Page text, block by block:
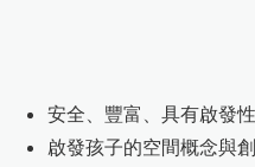
安全、豐富、具有啟發
啟發孩子的空間概念與